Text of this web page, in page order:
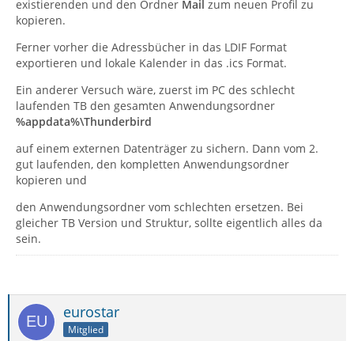
existierenden und den Ordner Mail zum neuen Profil zu
kopieren.
Ferner vorher die Adressbücher in das LDIF Format
exportieren und lokale Kalender in das .ics Format.
Ein anderer Versuch wäre, zuerst im PC des schlecht
laufenden TB den gesamten Anwendungsordner
%appdata%\Thunderbird
auf einem externen Datenträger zu sichern. Dann vom 2.
gut laufenden, den kompletten Anwendungsordner
kopieren und
den Anwendungsordner vom schlechten ersetzen. Bei
gleicher TB Version und Struktur, sollte eigentlich alles da
sein.
eurostar
Mitglied